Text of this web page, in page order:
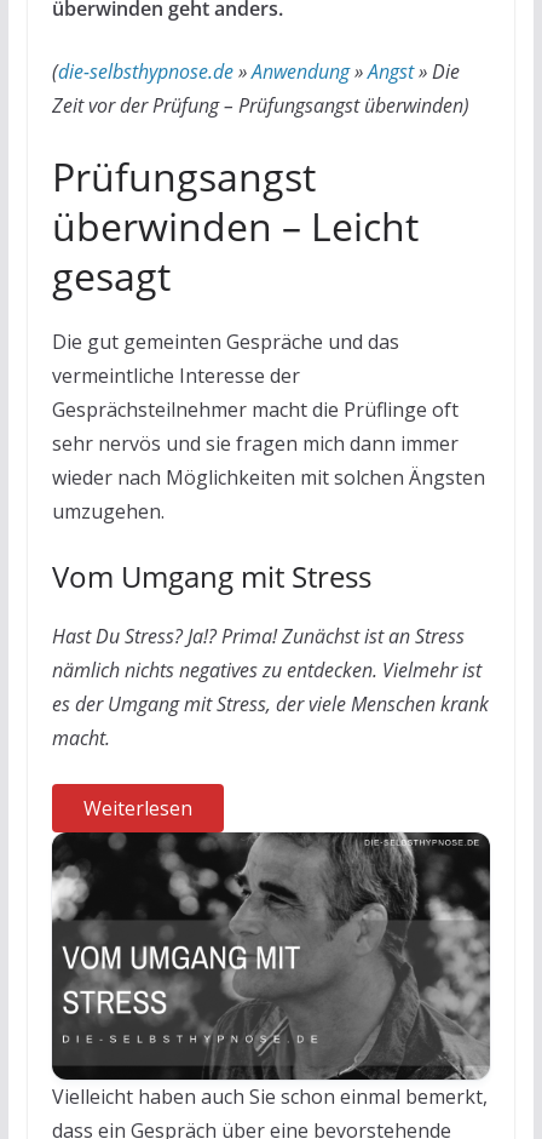
überwinden geht anders.
(die-selbsthypnose.de»Anwendung»Angst»Die
Zeit vor der Prüfung – Prüfungsangst überwinden)
Prüfungsangst
überwinden – Leicht
gesagt
Die gut gemeinten Gespräche und das
vermeintliche Interesse der
Gesprächsteilnehmer macht die Prüflinge oft
sehr nervös und sie fragen mich dann immer
wieder nach Möglichkeiten mit solchen Ängsten
umzugehen.
Vom Umgang mit Stress
Hast Du Stress? Ja!? Prima! Zunächst ist an Stress
nämlich nichts negatives zu entdecken. Vielmehr ist
es der Umgang mit Stress, der viele Menschen krank
macht.
Weiterlesen
Vielleicht haben auch Sie schon einmal bemerkt,
dass ein Gespräch über eine bevorstehende